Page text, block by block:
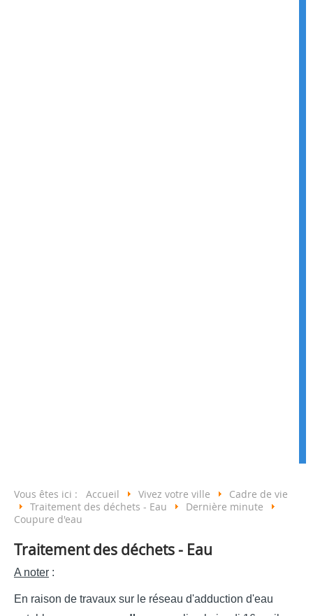
Vous êtes ici : Accueil Vivez votre ville
Cadre de vie
Traitement des déchets - Eau
Dernière minute
Coupure d'eau
Traitement des déchets - Eau
A noter :
En raison de travaux sur le réseau d'adduction d'eau